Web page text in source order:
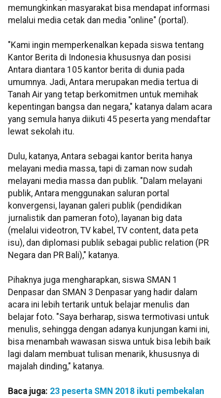
memungkinkan masyarakat bisa mendapat informasi
melalui media cetak dan media "online" (portal).
"Kami ingin memperkenalkan kepada siswa tentang
Kantor Berita di Indonesia khususnya dan posisi
Antara diantara 105 kantor berita di dunia pada
umumnya. Jadi, Antara merupakan media tertua di
Tanah Air yang tetap berkomitmen untuk memihak
kepentingan bangsa dan negara," katanya dalam acara
yang semula hanya diikuti 45 peserta yang mendaftar
lewat sekolah itu.
Dulu, katanya, Antara sebagai kantor berita hanya
melayani media massa, tapi di zaman now sudah
melayani media massa dan publik. "Dalam melayani
publik, Antara menggunakan saluran portal
konvergensi, layanan galeri publik (pendidikan
jurnalistik dan pameran foto), layanan big data
(melalui videotron, TV kabel, TV content, data peta
isu), dan diplomasi publik sebagai public relation (PR
Negara dan PR Bali)," katanya.
Pihaknya juga mengharapkan, siswa SMAN 1
Denpasar dan SMAN 3 Denpasar yang hadir dalam
acara ini lebih tertarik untuk belajar menulis dan
belajar foto. "Saya berharap, siswa termotivasi untuk
menulis, sehingga dengan adanya kunjungan kami ini,
bisa menambah wawasan siswa untuk bisa lebih baik
lagi dalam membuat tulisan menarik, khususnya di
majalah dinding," katanya.
Baca juga: 23 peserta SMN 2018 ikuti pembekalan